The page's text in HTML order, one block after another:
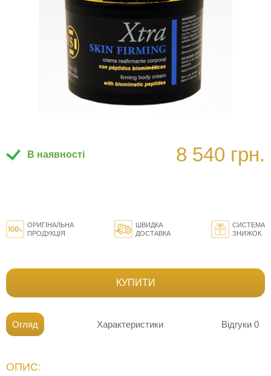
В наявності 8 540 грн.
ОРИГІНАЛЬНА
ПРОДУКЦІЯ
ШВИДКА
ДОСТАВКА
СИСТЕМА
ЗНИЖОК
КУПИТИ
Огляд Характеристики Відгуки 0
ОПИС: